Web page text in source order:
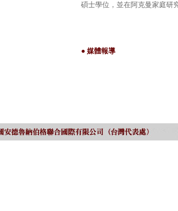
碩士學位，並在阿克曼家庭研
● 媒體報導